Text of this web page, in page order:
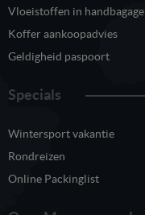
Vloeistoffen in handbagage
Koffer aankoopadvies
Geldigheid paspoort
Specials
Wintersport vakantie
Rondreizen
Online Packinglist